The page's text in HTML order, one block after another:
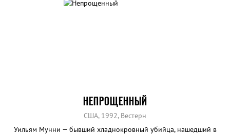
НЕПРОЩЕННЫЙ
США, 1992, Вестерн
Уильям Мунни — бывший хладнокровный убийца, нашедший в